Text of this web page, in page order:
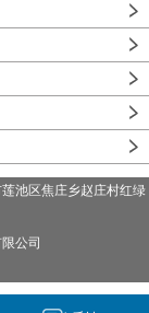
池区焦庄乡赵庄村红绿
公司